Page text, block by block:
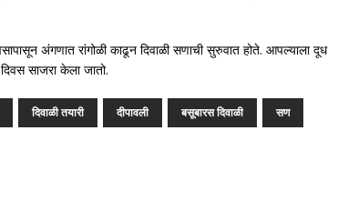
अंगणात रांगोळी काढून दिवाळी सणाची सुरुवात होते. आपल्याला दूध
साजरा केला जातो.
दिवाळी तयारी दीपावली बसूबारस दिवाळी सण